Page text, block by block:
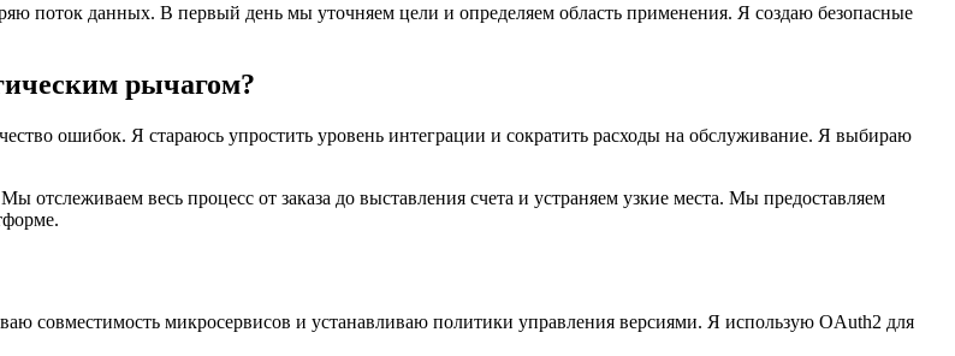
поток данных. В первый день мы уточняем цели и определяем область применения. Я создаю безопасные
рычагом?
ошибок. Я стараюсь упростить уровень интеграции и сократить расходы на обслуживание. Я выбираю
отслеживаем весь процесс от заказа до выставления счета и устраняем узкие места. Мы предоставляем
совместимость микросервисов и устанавливаю политики управления версиями. Я использую OAuth2 для